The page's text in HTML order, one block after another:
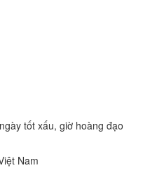
tốt xấu, giờ hoàng đạo
Nam